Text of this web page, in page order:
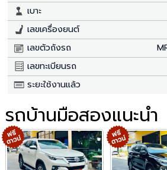
เบาะ
เลขเครื่องยนต์
เลขตัวถังรถ
เลขทะเบียนรถ
ระยะใช้งานแล้ว
รถบ้านมือสองแนะนำ